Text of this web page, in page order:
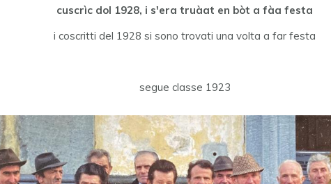
cuscrìc dol 1928, i s'era truàat en bòt a fàa festa
i coscritti del 1928 si sono trovati una volta a far festa
segue classe 1923